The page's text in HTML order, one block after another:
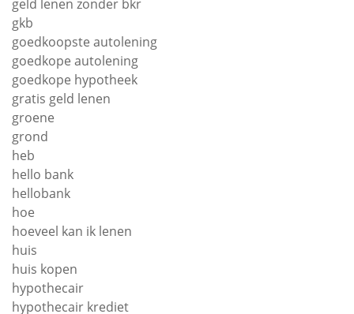
geld lenen zonder bkr
gkb
goedkoopste autolening
goedkope autolening
goedkope hypotheek
gratis geld lenen
groene
grond
heb
hello bank
hellobank
hoe
hoeveel kan ik lenen
huis
huis kopen
hypothecair
hypothecair krediet